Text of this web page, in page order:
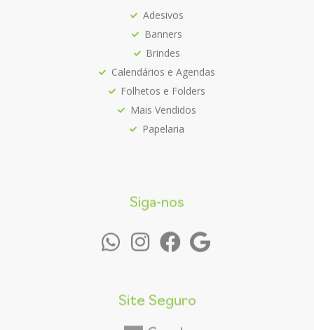
Adesivos
Banners
Brindes
Calendários e Agendas
Folhetos e Folders
Mais Vendidos
Papelaria